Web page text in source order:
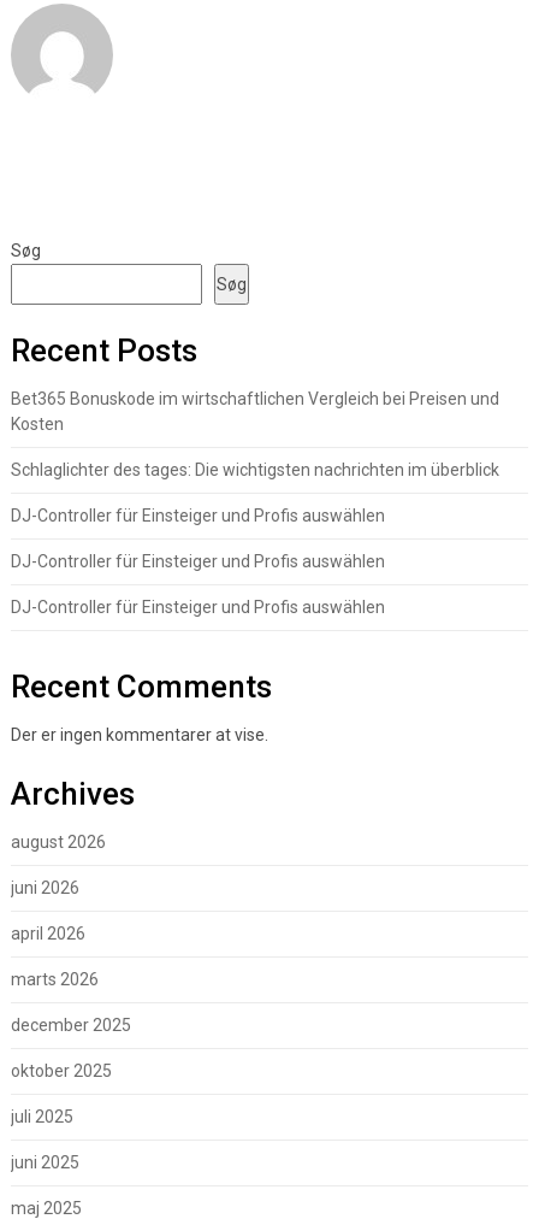
Søg
Søg
Recent Posts
Bet365 Bonuskode im wirtschaftlichen Vergleich bei Preisen und
Kosten
Schlaglichter des tages: Die wichtigsten nachrichten im überblick
DJ-Controller für Einsteiger und Profis auswählen
DJ-Controller für Einsteiger und Profis auswählen
DJ-Controller für Einsteiger und Profis auswählen
Recent Comments
Der er ingen kommentarer at vise.
Archives
august 2026
juni 2026
april 2026
marts 2026
december 2025
oktober 2025
juli 2025
juni 2025
maj 2025